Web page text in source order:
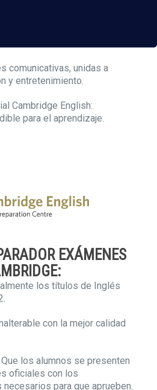
comunicativas, unidas a
y entretenimiento.
Cambridge English:
para el aprendizaje.
EXÁMENES
los títulos de Inglés
con la mejor calidad
los alumnos se presenten
oficiales con los
para que aprueben.